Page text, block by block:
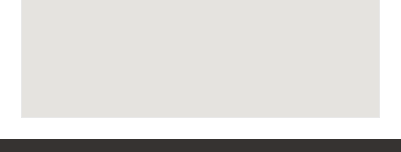
Aurland Elektriske AS
Odden 10 A